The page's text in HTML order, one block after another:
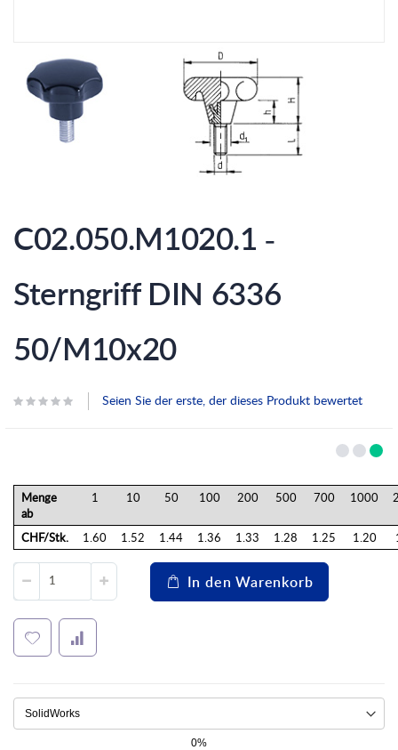
der
Bildergalerie
C02.050.M1020.1 -
Sterngriff DIN 6336
50/M10x20
Seien Sie der erste, der dieses Produkt bewertet
Menge
ab
1 10 50 100 200 500 700 1000
CHF/Stk. 1.60 1.52 1.44 1.36 1.33 1.28 1.25 1.20
In den Warenkorb
0%